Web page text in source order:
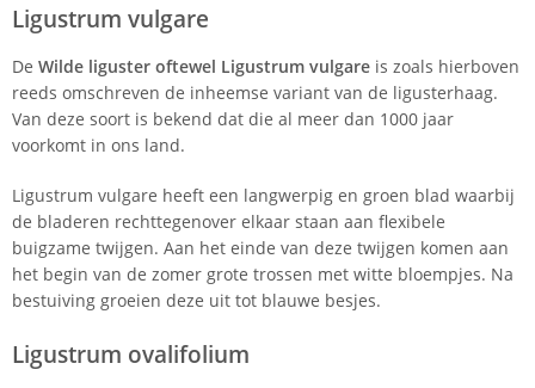
Ligustrum vulgare
De Wilde liguster oftewel Ligustrum vulgare is zoals hierboven
reeds omschreven de inheemse variant van de ligusterhaag.
Van deze soort is bekend dat die al meer dan 1000 jaar
voorkomt in ons land.
Ligustrum vulgare heeft een langwerpig en groen blad waarbij
de bladeren rechttegenover elkaar staan aan flexibele
buigzame twijgen. Aan het einde van deze twijgen komen aan
het begin van de zomer grote trossen met witte bloempjes. Na
bestuiving groeien deze uit tot blauwe besjes.
Ligustrum ovalifolium